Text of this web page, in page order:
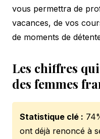
vous permettra de
vacances, de vos
de moments de
Les chiffres
des femmes
Statistique clé :
ont déjà renoncé à